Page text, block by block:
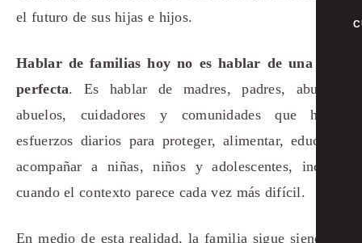
el futuro de sus hijas e hijos.
Hablar de familias hoy no es hablar de una idea
perfecta. Es hablar de madres, padres, abuelas,
abuelos, cuidadores y comunidades que hacen
esfuerzos diarios para proteger, alimentar, educar y
acompañar a niñas, niños y adolescentes, incluso
cuando el contexto parece cada vez más difícil.
En medio de esta realidad, la familia sigue siendo el